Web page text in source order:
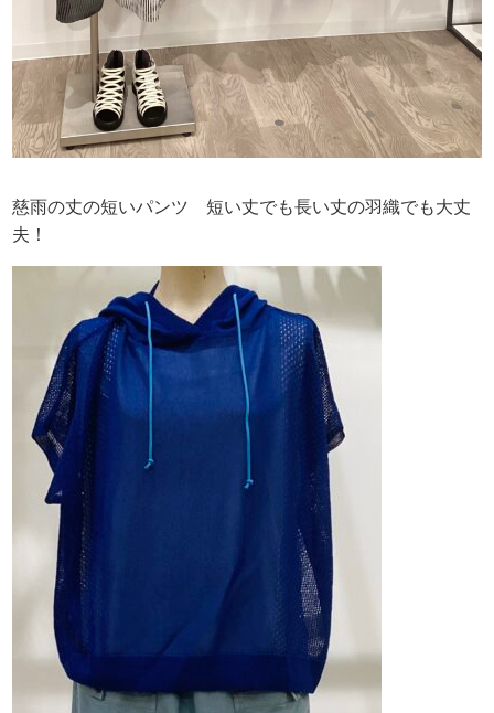
慈雨の丈の短いパンツ 短い丈でも長い丈の羽織でも大丈
夫！